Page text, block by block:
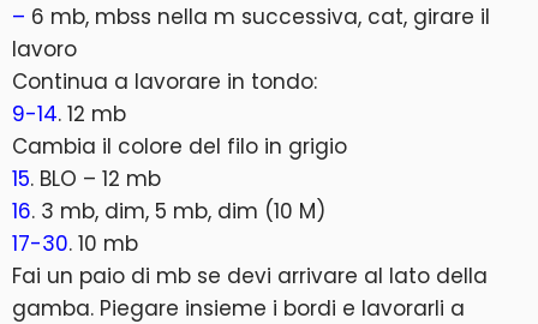
– 6 mb, mbss nella m successiva, cat, girare il
lavoro
Continua a lavorare in tondo:
9-14. 12 mb
Cambia il colore del filo in grigio
15. BLO – 12 mb
16. 3 mb, dim, 5 mb, dim (10 M)
17-30. 10 mb
Fai un paio di mb se devi arrivare al lato della
gamba. Piegare insieme i bordi e lavorarli a